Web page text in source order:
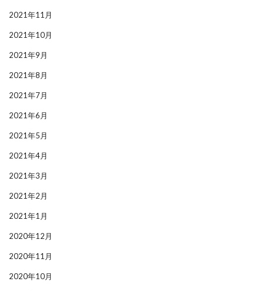
2021年11月
2021年10月
2021年9月
2021年8月
2021年7月
2021年6月
2021年5月
2021年4月
2021年3月
2021年2月
2021年1月
2020年12月
2020年11月
2020年10月